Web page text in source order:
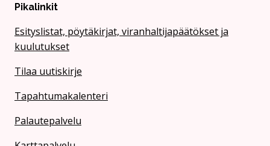
Pikalinkit
Esityslistat, pöytäkirjat, viranhaltijapäätökset ja
kuulutukset
Tilaa uutiskirje
Tapahtumakalenteri
Palautepalvelu